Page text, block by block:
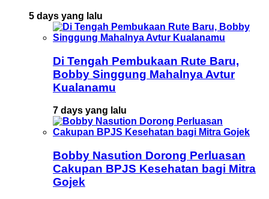
5 days yang lalu
Di Tengah Pembukaan Rute Baru,
Bobby Singgung Mahalnya Avtur
Kualanamu
7 days yang lalu
Bobby Nasution Dorong Perluasan
Cakupan BPJS Kesehatan bagi Mitra
Gojek